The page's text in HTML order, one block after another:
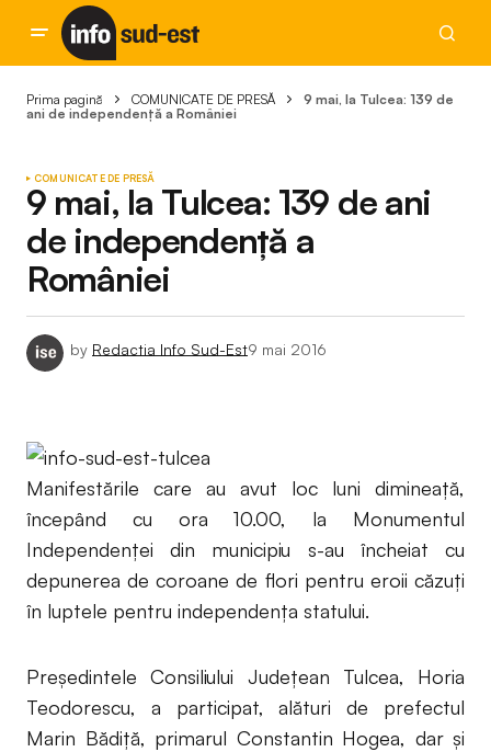
Prima pagină COMUNICATE DE PRESĂ
9 mai, la Tulcea: 139 de
ani de independență a României
COMUNICATE DE PRESĂ
9 mai, la Tulcea: 139 de ani
de independență a
României
by Redactia Info Sud-Est9 mai 2016
Manifestările care au avut loc luni dimineață,
începând cu ora 10.00, la Monumentul
Independenței din municipiu s-au încheiat cu
depunerea de coroane de flori pentru eroii căzuți
în luptele pentru independența statului.
Președintele Consiliului Județean Tulcea, Horia
Teodorescu, a participat, alături de prefectul
Marin Bădiță, primarul Constantin Hogea, dar și